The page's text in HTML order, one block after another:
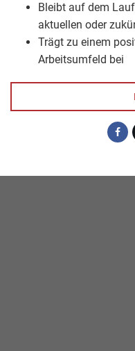
Bleibt auf dem
aktuellen oder
Trägt zu einem
Arbeitsumfeld bei